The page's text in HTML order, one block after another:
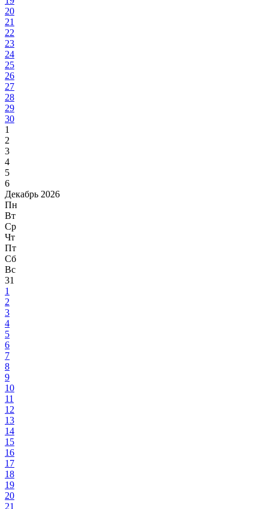
20
21
22
23
24
25
26
27
28
29
30
1
2
3
4
5
6
Декабрь 2026
Пн
Вт
Ср
Чт
Пт
Сб
Вс
31
1
2
3
4
5
6
7
8
9
10
11
12
13
14
15
16
17
18
19
20
21